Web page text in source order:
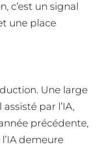
c’est un signal
une place
Une large
par l’IA,
précédente,
demeure